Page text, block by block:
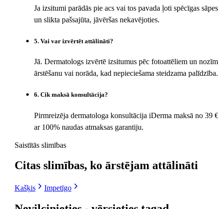
Ja izsitumi parādās pie acs vai tos pavada ļoti spēcīgas sāpes
un slikta pašsajūta, jāvēršas nekavējoties.
5. Vai var izvērtēt attālināti?
Jā. Dermatologs izvērtē izsitumus pēc fotoattēliem un
ārstēšanu vai norāda, kad nepieciešama steidzama palīdzība.
6. Cik maksā konsultācija?
Pirmreizēja dermatologa konsultācija iDerma maksā no 39
ar 100% naudas atmaksas garantiju.
Saistītās slimības
Citas slimības, ko ārstējam attālināti
Kašķis Impetīgo